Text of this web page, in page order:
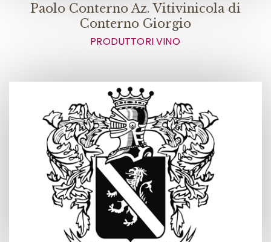
Paolo Conterno Az. Vitivinicola di
Conterno Giorgio
PRODUTTORI VINO